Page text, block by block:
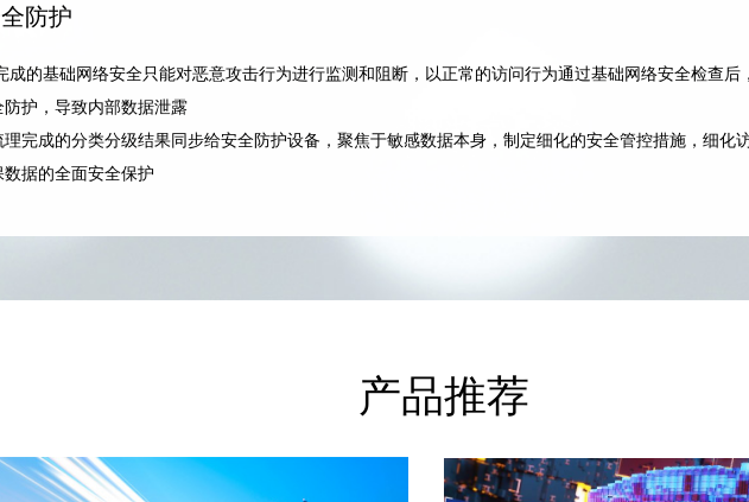
防护
成的基础网络安全只能对恶意攻击行为进行监测和阻断，以正常的访问行为通过基础网络安全检查
护，导致内部数据泄露
完成的分类分级结果同步给安全防护设备，聚焦于敏感数据本身，制定细化的安全管控措施，细化
数据的全面安全保护
产品推荐